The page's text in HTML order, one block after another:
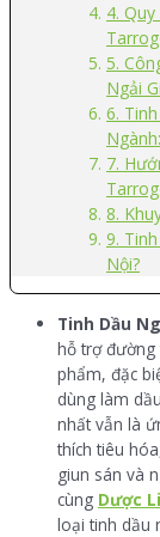
4.
5.
Ngải
6.
Ngành:
7.
8.
9.
Nội?
Tinh Dầu
hỗ trợ
phẩm, đặc
dùng làm
nhất vẫn là
thích tiêu
giun sán và
cùng Dược
loại tinh dầu